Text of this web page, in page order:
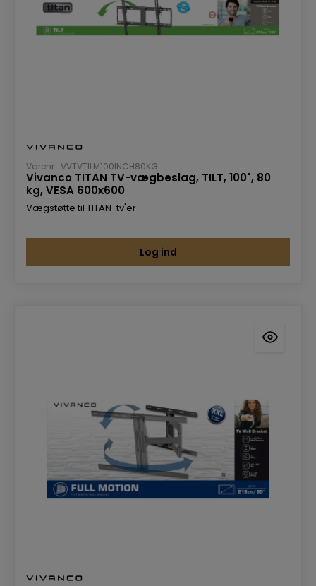
Varenr.: VVTVTILM100INCH80KG
Vivanco TITAN TV-vægbeslag, TILT, 100", 80
kg, VESA 600x600
Vægstøtte til TITAN-tv'er
Log ind